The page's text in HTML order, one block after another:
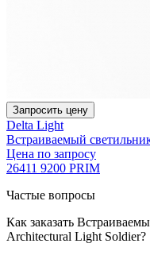
Запросить цену
Delta Light
Встраиваемый
Цена по запросу
26411 9200 PRIM
Частые вопросы
Как заказать
Architectural Light Soldier?